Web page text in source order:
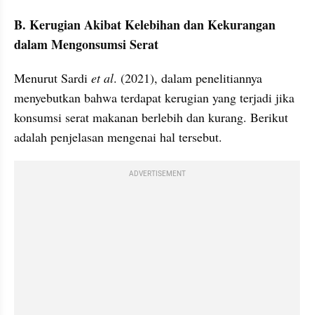
B. Kerugian Akibat Kelebihan dan Kekurangan
dalam Mengonsumsi Serat
Menurut Sardi et al. (2021), dalam penelitiannya
menyebutkan bahwa terdapat kerugian yang terjadi jika
konsumsi serat makanan berlebih dan kurang. Berikut
adalah penjelasan mengenai hal tersebut.
ADVERTISEMENT